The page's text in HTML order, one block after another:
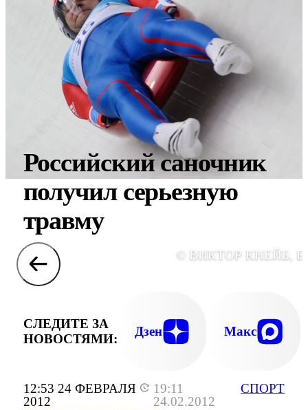
12:53 24 ФЕВРАЛЯ
2012
19:11
24.02.2012
СПОРТ
Российский саночник
получил серьезную
травму
© ВИКТОР КНЕЙБ,
СЛЕДИТЕ ЗА
НОВОСТЯМИ:
Дзен Макс